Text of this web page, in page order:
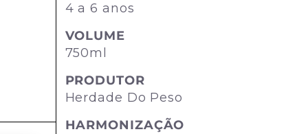
4 a 6 anos
VOLUME
750ml
PRODUTOR
Herdade Do Peso
HARMONIZAÇÃO